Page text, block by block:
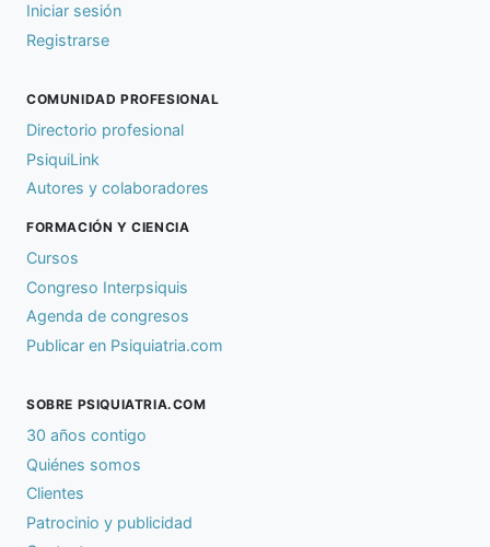
Iniciar sesión
Registrarse
COMUNIDAD PROFESIONAL
Directorio profesional
PsiquiLink
Autores y colaboradores
FORMACIÓN Y CIENCIA
Cursos
Congreso Interpsiquis
Agenda de congresos
Publicar en Psiquiatria.com
SOBRE PSIQUIATRIA.COM
30 años contigo
Quiénes somos
Clientes
Patrocinio y publicidad